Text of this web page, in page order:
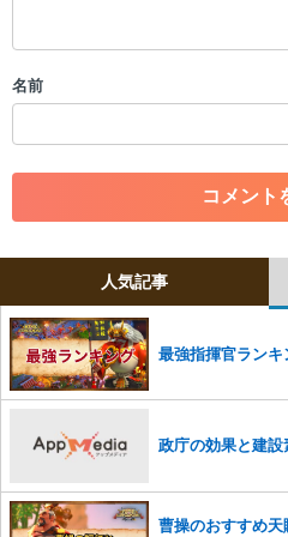
・一度削除された投稿を再び投
・アカウントの売買など金銭が
・各ゲームのネタバレを含む内
・その他、管理者が不適切と判
だけますでしょうか。
コメントの削除を申請する※投
せていただきます。ご了承くださ
※一度削除したコメントは復元
さい。
また、過度な利用規約の違反や、弊
った場合は、法的措置をとらせていた
名前
人気記事
最強指揮官ランキ
政庁の効果と建設
曹操のおすすめ